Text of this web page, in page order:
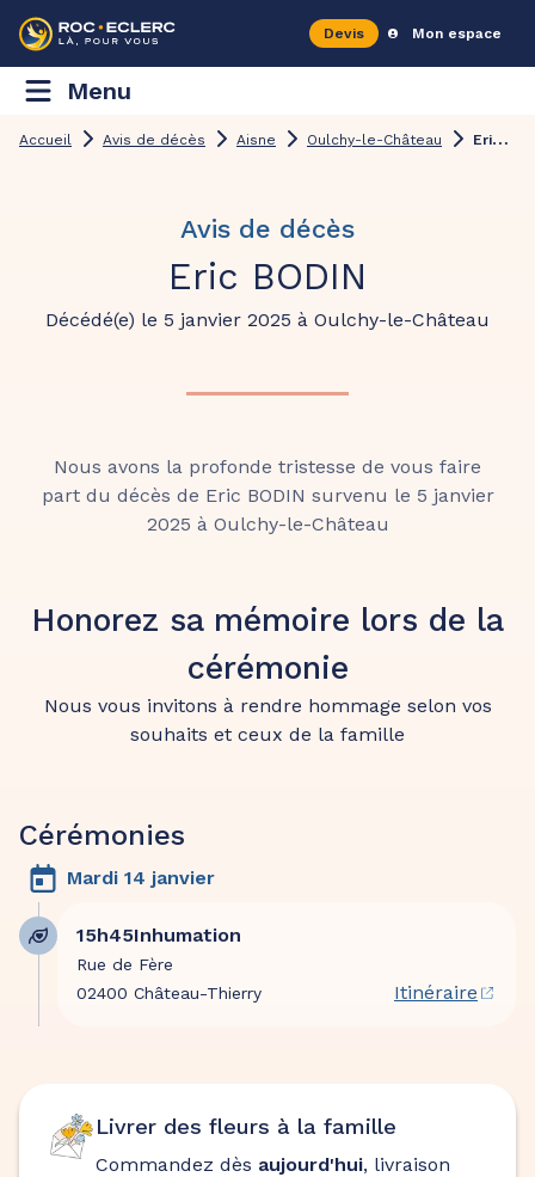
Devis Mon espace
Menu
Accueil Avis de décès Aisne Oulchy-le-Château E
ric BODIN
Avis de décès
Eric BODIN
Décédé(e) le 5 janvier 2025 à Oulchy-le-Château
Nous avons la profonde tristesse de vous faire
part du décès de Eric BODIN survenu le 5 janvier
2025 à Oulchy-le-Château
Honorez sa mémoire lors de la
cérémonie
Nous vous invitons à rendre hommage selon vos
souhaits et ceux de la famille
Cérémonies
Mardi 14 janvier
15h45Inhumation
Rue de Fère
02400 Château-Thierry
Itinéraire
Livrer des fleurs à la famille
Commandez dès aujourd'hui, livraison